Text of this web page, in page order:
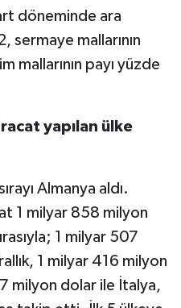
döneminde ara
sermaye mallarının
mallarının payı yüzde
yapılan ülke
Almanya aldı.
1 milyar 858 milyon
1 milyar 507
1 milyar 416 milyon
milyon dolar ile İtalya,